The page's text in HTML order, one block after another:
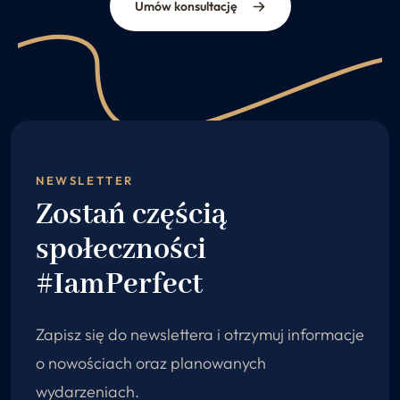
Umów konsultację
NEWSLETTER
Zostań częścią
społeczności
#IamPerfect
Zapisz się do newslettera i otrzymuj informacje
o nowościach oraz planowanych
wydarzeniach.